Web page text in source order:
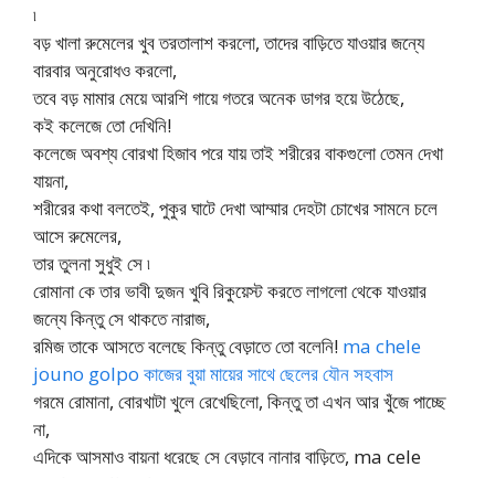
৷
বড় খালা রুমেলের খুব তরতালাশ করলো, তাদের বাড়িতে যাওয়ার জন্যে
বারবার অনুরোধও করলো,
তবে বড় মামার মেয়ে আরশি গায়ে গতরে অনেক ডাগর হয়ে উঠেছে,
কই কলেজে তো দেখিনি!
কলেজে অবশ্য বোরখা হিজাব পরে যায় তাই শরীরের বাকগুলো তেমন দেখা
যায়না,
শরীরের কথা বলতেই, পুকুর ঘাটে দেখা আম্মার দেহটা চোখের সামনে চলে
আসে রুমেলের,
তার তুলনা সুধুই সে ৷
রোমানা কে তার ভাবী দুজন খুবি রিকুয়েস্ট করতে লাগলো থেকে যাওয়ার
জন্যে কিন্তু সে থাকতে নারাজ,
রমিজ তাকে আসতে বলেছে কিন্তু বেড়াতে তো বলেনি! ma chele
jouno golpo কাজের বুয়া মায়ের সাথে ছেলের যৌন সহবাস
গরমে রোমানা, বোরখাটা খুলে রেখেছিলো, কিন্তু তা এখন আর খুঁজে পাচ্ছে
না,
এদিকে আসমাও বায়না ধরেছে সে বেড়াবে নানার বাড়িতে, ma cele